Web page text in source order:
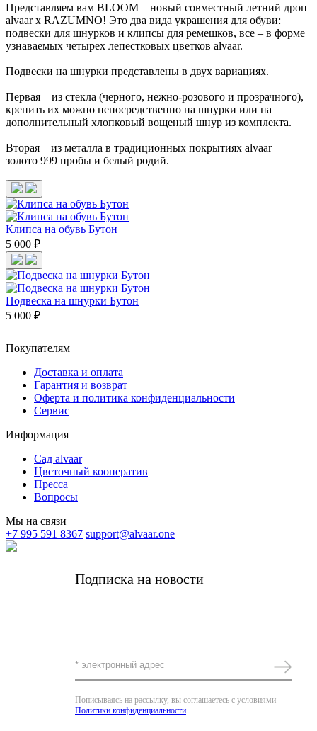
Представляем вам BLOOM – новый совместный летний дроп
alvaar x RAZUMNO! Это два вида украшения для обуви:
подвески для шнурков и клипсы для ремешков, все – в форме
узнаваемых четырех лепестковых цветков alvaar.
Подвески на шнурки представлены в двух вариациях.
Первая – из стекла (черного, нежно-розового и прозрачного),
крепить их можно непосредственно на шнурки или на
дополнительный хлопковый вощеный шнур из комплекта.
Вторая – из металла в традиционных покрытиях alvaar –
золото 999 пробы и белый родий.
Клипса на обувь Бутон
5 000 ₽
Подвеска на шнурки Бутон
5 000 ₽
Покупателям
Доставка и оплата
Гарантия и возврат
Оферта и политика конфиденциальности
Сервис
Информация
Сад alvaar
Цветочный кооператив
Пресса
Вопросы
Мы на связи
+7 995 591 8367 support@alvaar.one
Подписка на новости
Пописываясь на рассылку, вы соглашаетесь с условиями
Политики конфиденциальности